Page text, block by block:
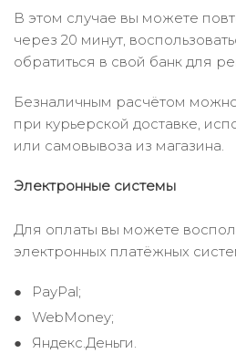
В этом случае вы можете
через 20 минут,
обратиться в свой банк для
Безналичным расчётом можно
при курьерской доставке,
или самовывоза из магазина.
Электронные системы
Для оплаты вы можете
электронных платёжных
PayPal;
WebMoney;
Яндекс.Деньги.